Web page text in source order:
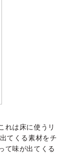
れは床に使うリ
てくる素材をチ
て味が出てくる